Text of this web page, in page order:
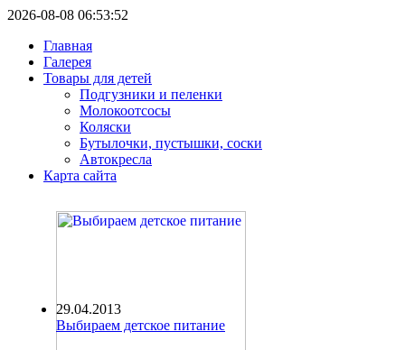
2026-08-08 06:53:52
Главная
Галерея
Товары для детей
Подгузники и пеленки
Молокоотсосы
Коляски
Бутылочки, пустышки, соски
Автокресла
Карта сайта
29.04.2013
Выбираем детское питание